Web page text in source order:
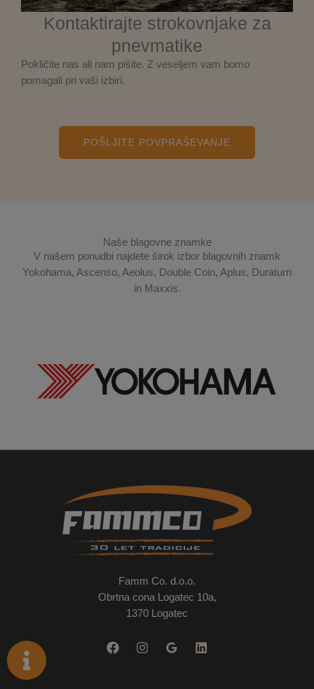
Kontaktirajte strokovnjake za
pnevmatike
Pokličite nas ali nam pišite. Z veseljem vam bomo
pomagali pri vaši izbiri.
POŠLJITE POVPRAŠEVANJE
Naše blagovne znamke
V našem ponudbi najdete širok izbor blagovnih znamk
Yokohama, Ascenso, Aeolus, Double Coin, Aplus, Duraturn
in Maxxis.
Famm Co. d.o.o.
Obrtna cona Logatec 10a,
1370 Logatec